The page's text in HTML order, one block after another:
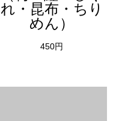
れ・昆布・ちり
めん）
450円